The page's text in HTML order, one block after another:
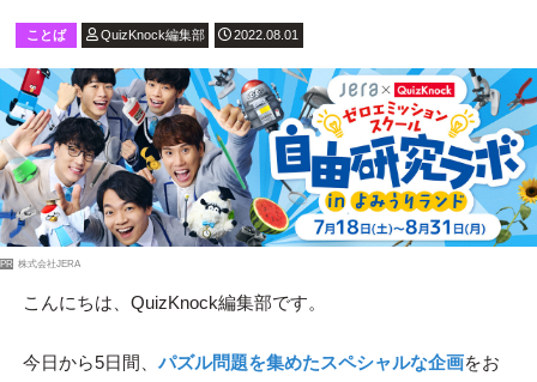
ことば QuizKnock編集部 2022.08.01
PR 株式会社JERA
こんにちは、QuizKnock編集部です。
今日から5日間、 パズル問題を集めたスペシャルな企画をお